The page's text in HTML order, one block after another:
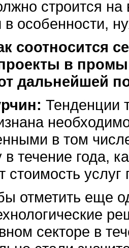
строится
в особенности,
соотносится
в
дальнейшей
Тенденции
в том
в течение года,
стоимость
отметить еще
секторе в